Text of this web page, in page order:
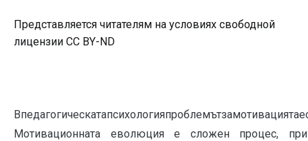
Представляется читателям на условиях свободной
лицензии CC BY-ND
Мотивационната еволюция е сложен процес,